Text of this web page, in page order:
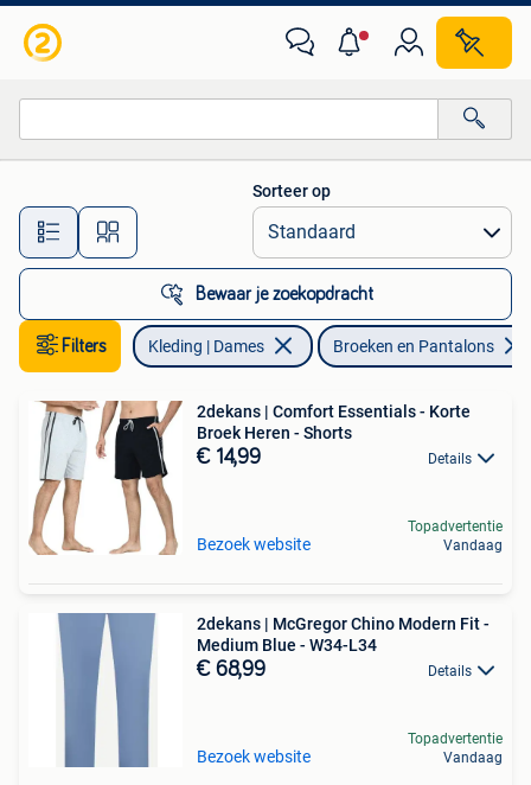
Alle afstanden…
Sorteer op
Bewaar je zoekopdracht
Filters Kleding | Dames Broeken en Pantalons
2dekans | Comfort Essentials - Korte
Broek Heren - Shorts
€ 14,99 Details
Bezoek website
Topadvertentie
Vandaag
2dekans | McGregor Chino Modern Fit -
Medium Blue - W34-L34
€ 68,99 Details
Bezoek website
Topadvertentie
Vandaag